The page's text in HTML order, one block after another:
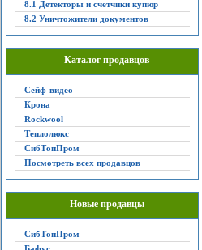
8.1 Детекторы и счетчики купюр
8.2 Уничтожители документов
Каталог продавцов
Сейф-видео
Крона
Rockwool
Теплолюкс
СибТопПром
Посмотреть всех продавцов
Новые продавцы
СибТопПром